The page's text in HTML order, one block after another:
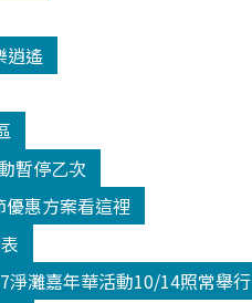
逍遙
暫停乙次
惠方案看這裡
淨灘嘉年華活動10/14照常舉行